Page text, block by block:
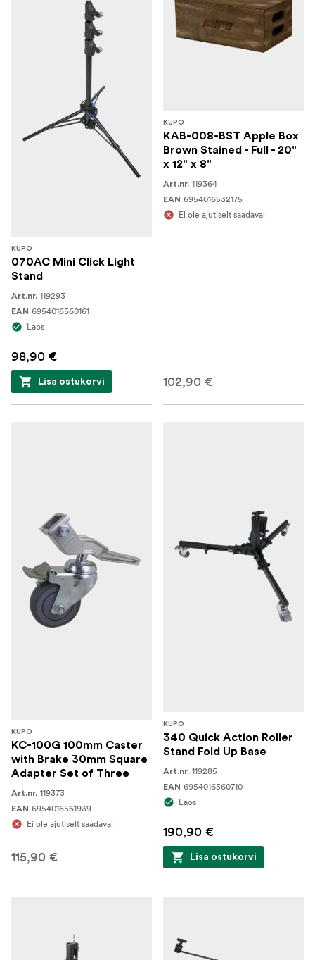
KUPO
070AC Mini Click Light
Stand
Art.nr. 119293
EAN 6954016560161
Laos
98,90 €
Lisa ostukorvi
KUPO
KAB-008-BST Apple Box
Brown Stained - Full - 20"
x 12" x 8"
Art.nr. 119364
EAN 6954016532175
Ei ole ajutiselt saadaval
102,90 €
KUPO
KC-100G 100mm Caster
with Brake 30mm Square
Adapter Set of Three
Art.nr. 119373
EAN 6954016561939
Ei ole ajutiselt saadaval
115,90 €
KUPO
340 Quick Action Roller
Stand Fold Up Base
Art.nr. 119285
EAN 6954016560710
Laos
190,90 €
Lisa ostukorvi